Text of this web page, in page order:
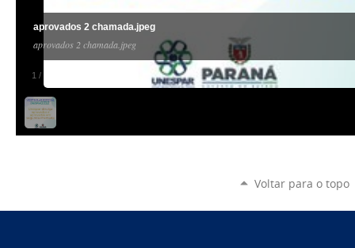
1 /
aprovados 2 chamada.jpeg
aprovados 2 chamada.jpeg
Voltar para o topo